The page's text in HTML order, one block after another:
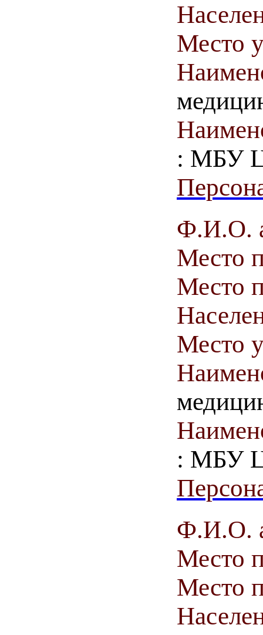
Место
: МБУ
Ф.И.О.
Место
Место
Место
: МБУ
Ф.И.О.
Место
Место